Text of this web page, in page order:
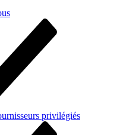
privilégiés